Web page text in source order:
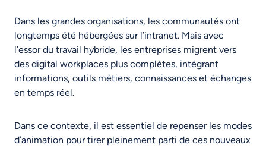
Dans les grandes organisations, les communautés ont
longtemps été hébergées sur l’intranet. Mais avec
l’essor du travail hybride, les entreprises migrent vers
des digital workplaces plus complètes, intégrant
informations, outils métiers, connaissances et échanges
en temps réel.
Dans ce contexte, il est essentiel de repenser les modes
d’animation pour tirer pleinement parti de ces nouveaux